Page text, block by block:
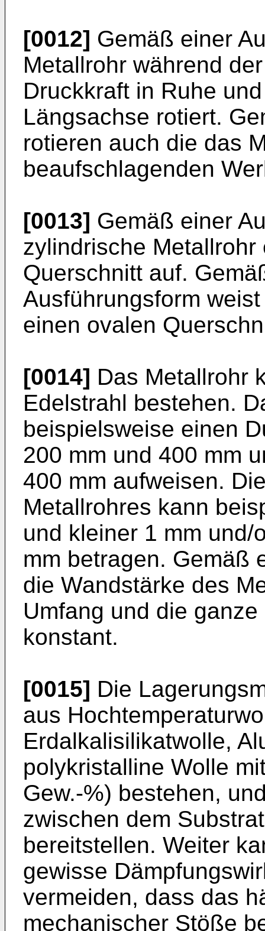
[0012] Gemäß einer
Metallrohr während
Druckkraft in Ruhe
Längsachse rotiert.
rotieren auch die das
beaufschlagenden
[0013] Gemäß einer
zylindrische
Querschnitt auf.
Ausführungsform
einen ovalen
[0014] Das Metallrohr
Edelstrahl bestehen.
beispielsweise einen
200 mm und 400 mm
400 mm aufweisen.
Metallrohres kann
und kleiner 1 mm und/
mm betragen. Gemäß
die Wandstärke des
Umfang und die
konstant.
[0015] Die
aus
Erdalkalisilikatwolle,
polykristalline Wolle
Gew.-%) bestehen,
zwischen dem
bereitstellen. Weiter
gewisse
vermeiden, dass das
mechanischer Stöße